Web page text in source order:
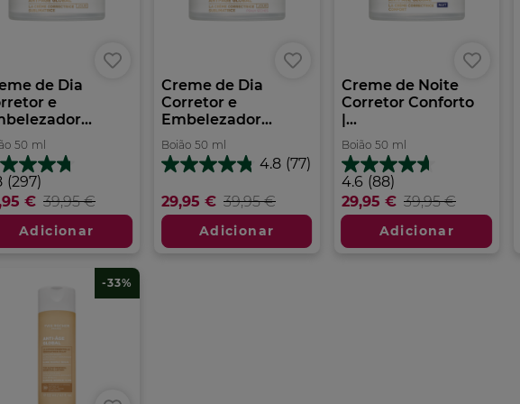
de Dia
e
50 ml
(297)
€ 39,95 €
Adicionar
Creme de Dia
Corretor e
Embelezador...
Boião 50 ml
4.8 (77)
4.8
5
estrelas.
análises
29,95 € 39,95 €
Adicionar
Creme de Noite
Corretor Conforto
|...
Boião 50 ml
4.6 (88)
4.6
em
5
estrelas.
88
29,95 € 39,95 €
Adicionar
-33%